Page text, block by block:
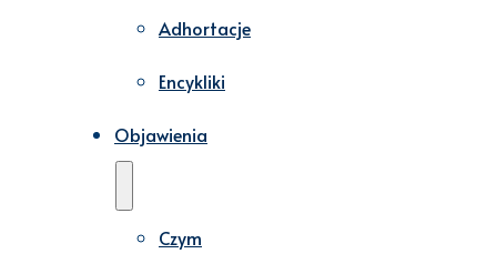
Adhortacje
Encykliki
Objawienia
Czym